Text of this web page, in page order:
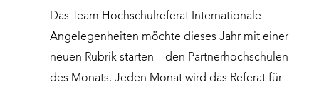
Das Team Hochschulreferat Internationale
Angelegenheiten möchte dieses Jahr mit einer
neuen Rubrik starten – den Partnerhochschulen
des Monats. Jeden Monat wird das Referat für